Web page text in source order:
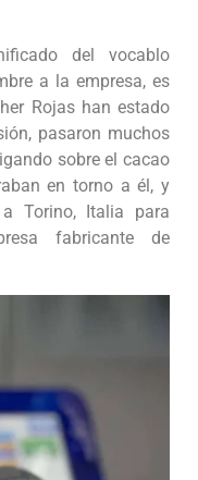
del vocablo
a la empresa, es
Rojas han estado
pasaron muchos
sobre el cacao
en torno a él, y
Torino, Italia para
fabricante de